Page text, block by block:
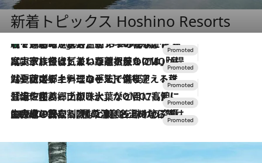
新着トピックス Hoshino Resorts
5 Hours Ago
【トンボの足水浴】ヒノキの香りに包まれて涼感マックス！約13℃の湧水かけ流しを避暑地「星野温泉 トンボの湯」で体験
2026.7.31
【ホテル帰省】という選択肢をOMOが提案。家族とほどよい距離を保つには「昼は実家、夜は気兼ねなくホテルで！」
2026.7.24
【夏限定ディナーコース】旬を迎える稚鮎や花ズッキーニなどをイタリア・トスカーナの郷土料理の手法で満喫！
2026.7.17
「土佐和ハーブかき氷」がOMO7高知に登場！生姜、山椒、大葉など目にも舌にも涼を呼ぶ郷土の味
2026.7.10
NEW OPEN！【界 草津】名湯の地に誕生。趣の異なる2種の温泉と上州ならではの会席・蕎麦割烹など美食を味わう究極の癒やし旅